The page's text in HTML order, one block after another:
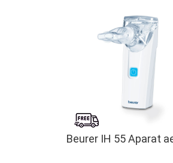
Beurer IH 55 Aparat